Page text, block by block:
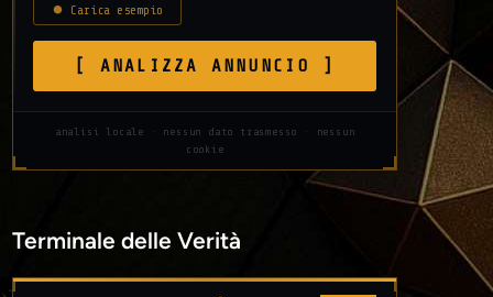
⏺ Carica esempio
[ ANALIZZA ANNUNCIO ]
analisi locale · nessun dato trasmesso · nessun
cookie
Terminale delle Verità